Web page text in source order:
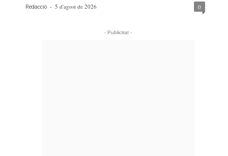
Redacció - 5 d'agost de 2026 0
- Publicitat -